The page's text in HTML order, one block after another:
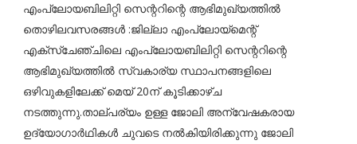
എംപ്ലോയബിലിറ്റി സെന്ററിന്റെ ആഭിമുഖ്യത്തിൽ
തൊഴിലവസരങ്ങൾ :ജില്ലാ എംപ്ലോയ്മെന്റ്
എക്സ്ചേഞ്ചിലെ എംപ്ലോയബിലിറ്റി സെന്ററിന്റെ
ആഭിമുഖ്യത്തിൽ സ്വകാര്യ സ്ഥാപനങ്ങളിലെ
ഒഴിവുകളിലേക്ക് മെയ് 20ന് കൂടിക്കാഴ്ച
നടത്തുന്നു.താല്പര്യം ഉള്ള ജോലി അന്വേഷകരായ
ഉദ്യോഗാർഥികൾ ചുവടെ നൽകിയിരിക്കുന്നു ജോലി